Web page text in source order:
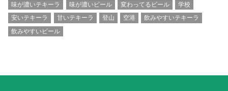
味が濃いテキーラ
味が濃いビール 変わってるビール
学校
安いテキーラ
甘いテキーラ 登山 空港
飲みやすいテキーラ
飲みやすいビール